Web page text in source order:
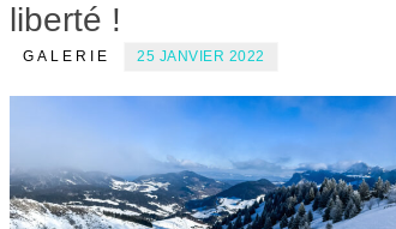
liberté !
GALERIE 25 JANVIER 2022